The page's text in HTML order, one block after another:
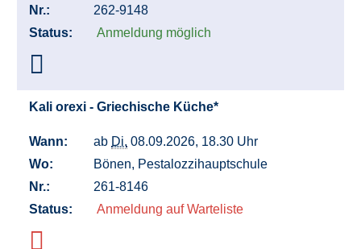
Nr.:
262-9148
Status:
Anmeldung möglich
Kali orexi - Griechische Küche*
Wann: ab Di. 08.09.2026, 18.30 Uhr
Wo:
Bönen, Pestalozzihauptschule
Nr.:
261-8146
Status:
Anmeldung auf Warteliste